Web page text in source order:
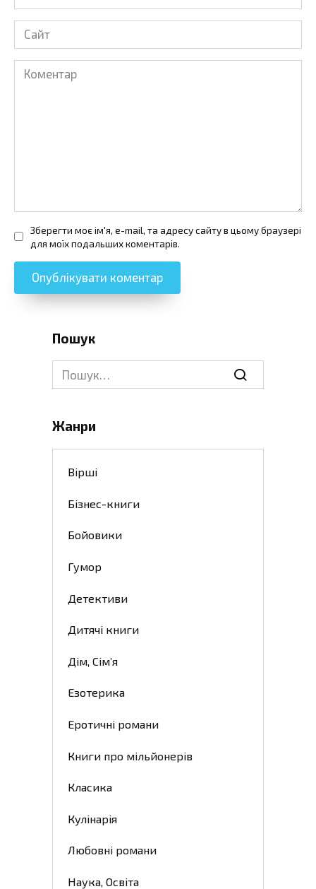
Сайт
Коментар
Зберегти моє ім'я, e-mail, та адресу сайту в цьому браузері
для моїх подальших коментарів.
Пошук
Search
for:
Жанри
Вірші
Бізнес-книги
Бойовики
Гумор
Детективи
Дитячі книги
Дім, Сім’я
Езотерика
Еротичні романи
Книги про мільйонерів
Класика
Кулінарія
Любовні романи
Наука, Освіта